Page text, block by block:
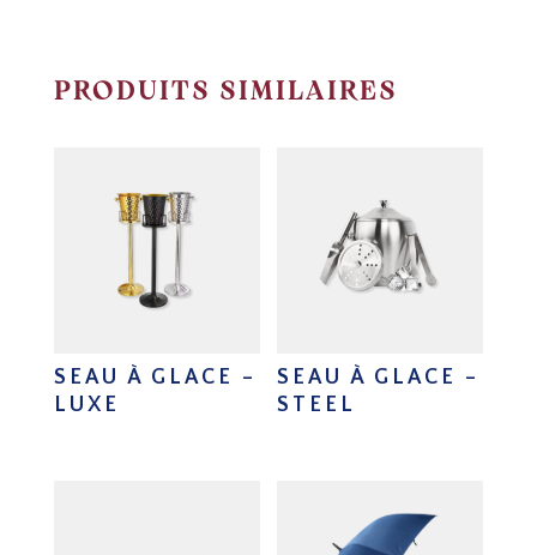
PRODUITS SIMILAIRES
SEAU À GLACE –
LUXE
SEAU À GLACE –
STEEL